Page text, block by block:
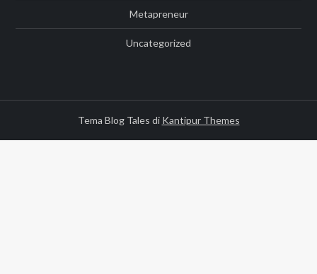
Metapreneur
Uncategorized
Tema Blog Tales di Kantipur Themes